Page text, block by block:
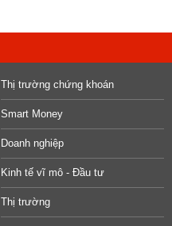
Thị trường chứng khoán
Smart Money
Doanh nghiệp
Kinh tế vĩ mô - Đầu tư
Thị trường